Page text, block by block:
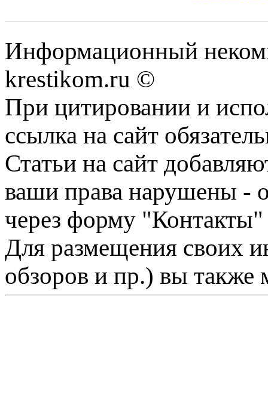
Информационный
krestikom.ru ©
При цитировании и
ссылка на сайт
Статьи на сайт
ваши права нарушены -
через форму "Контакты"
Для размещения своих
обзоров и пр.) вы также